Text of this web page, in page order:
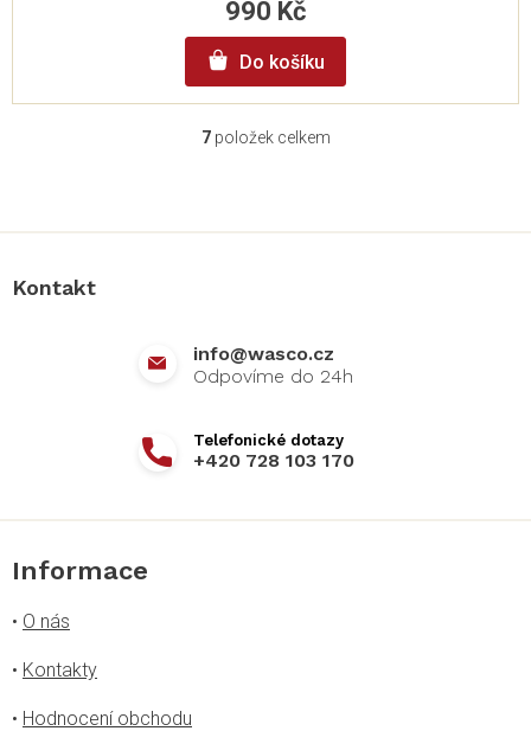
990 Kč
Do košíku
O
r
v
v
ý
7položek celkem
Kontakt
info@wasco.cz
+420 728 103 170
Informace
• O nás
• Kontakty
• Hodnocení obchodu